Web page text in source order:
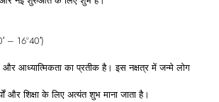
– 16°40′)
और आध्यात्मिकता का प्रतीक है। इस नक्षत्र में जन्मे लोग
और शिक्षा के लिए अत्यंत शुभ माना जाता है।